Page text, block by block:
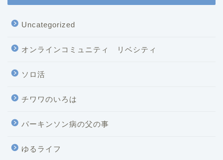
Uncategorized
オンラインコミュニティ リベシティ
ソロ活
チワワのいろは
パーキンソン病の父の事
ゆるライフ